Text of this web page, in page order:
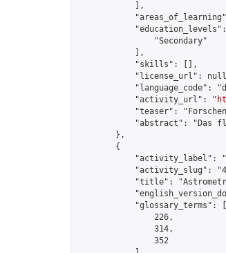
            ],
"education_levels":
                "Secondary"
            ],
            "skills": [],
"license_url":
"language_code":
            "activity_url": "
"teaser":
"abstract": "Das
        },
        {
"activity_label":
"activity_slug":
"title":
            "glossary_terms": [
                226,
                314,
                352